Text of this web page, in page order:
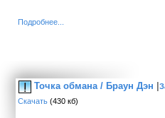
Подробнее...
Точка обмана / Браун Дэн |
Скачать (430 кб)